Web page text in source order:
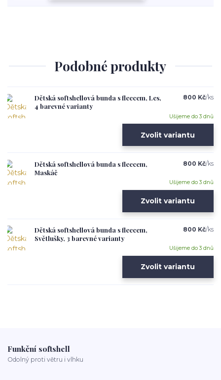
Podobné produkty
Dětská softshellová bunda s fleecem, Les,
4 barevné varianty
800 Kč/ks
Ušijeme do 3 dnů
Zvolit variantu
Dětská softshellová bunda s fleecem,
Maskáč
800 Kč/ks
Ušijeme do 3 dnů
Zvolit variantu
Dětská softshellová bunda s fleecem,
Světlušky, 3 barevné varianty
800 Kč/ks
Ušijeme do 3 dnů
Zvolit variantu
Funkční softshell
Odolný proti větru i vlhku